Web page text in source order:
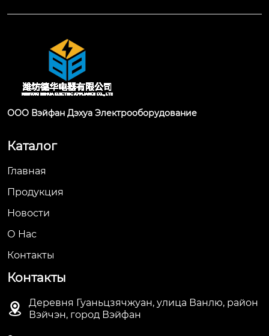
ООО Вэйфан Дэхуа Электрооборудование
Каталог
Главная
Продукция
Новости
О Hас
Контакты
Контакты

Деревня Гуаньцзячжуан, улица Ванлю, район
Вэйчэн, город Вэйфан